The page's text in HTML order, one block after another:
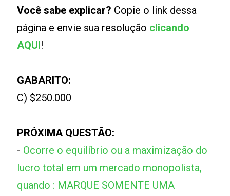
Você sabe explicar? Copie o link dessa
página e envie sua resolução clicando
AQUI!
GABARITO:
C) $250.000
PRÓXIMA QUESTÃO:
- Ocorre o equilíbrio ou a maximização do
lucro total em um mercado monopolista,
quando : MARQUE SOMENTE UMA